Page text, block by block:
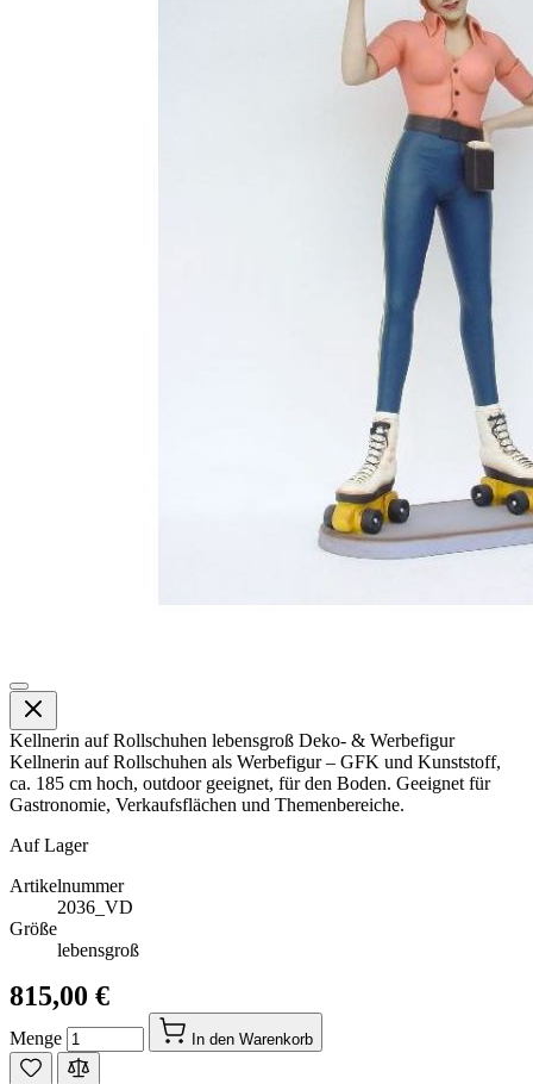
Kellnerin auf Rollschuhen lebensgroß Deko- & Werbefigur
Kellnerin auf Rollschuhen als Werbefigur – GFK und Kunststoff,
ca. 185 cm hoch, outdoor geeignet, für den Boden. Geeignet für
Gastronomie, Verkaufsflächen und Themenbereiche.
Auf Lager
Artikelnummer
2036_VD
Größe
lebensgroß
815,00 €
Menge In den Warenkorb